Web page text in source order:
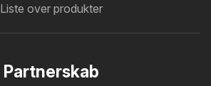
Liste over produkter
Partnerskab